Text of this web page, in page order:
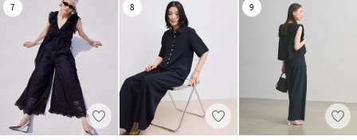
7 8 9